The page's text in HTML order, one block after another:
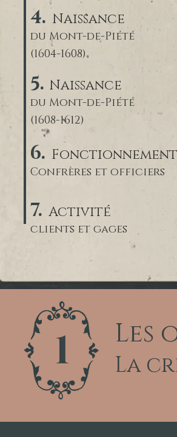
4. Naissance
du Mont-de-Piété
(1604-1608)
6. Fonctionnement
Confrères et officiers
7. Activité
clients et gages
5. Naissance
du Mont-de-Piété
(1608-1612)
1 Les
La